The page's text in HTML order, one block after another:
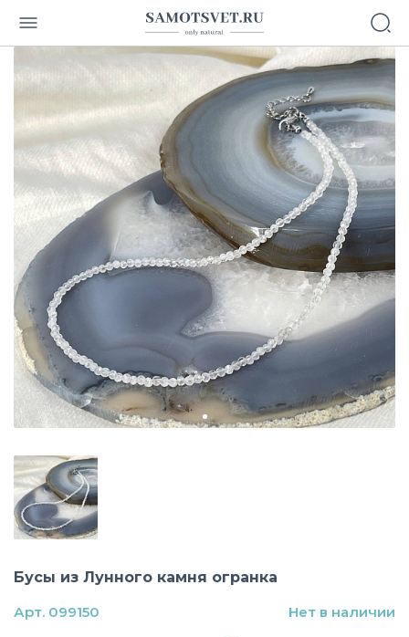
Бусы из Лунного камня огранка
Арт. 099150 Нет в наличии